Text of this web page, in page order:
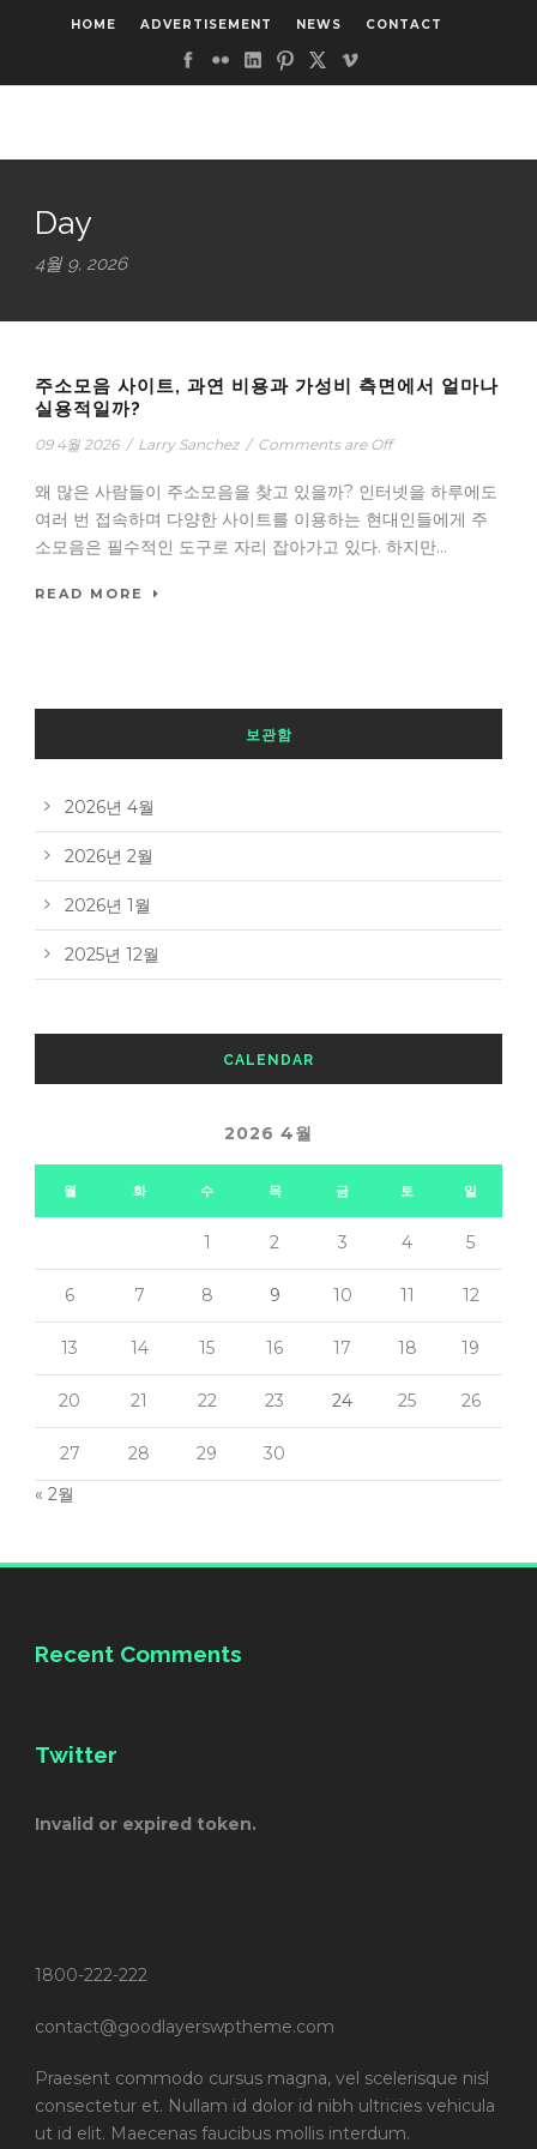
HOME ADVERTISEMENT NEWS CONTACT
Day
4월 9, 2026
주소모음 사이트, 과연 비용과 가성비 측면에서 얼마나
실용적일까?
09 4월 2026 / Larry Sanchez / Comments are Off
왜 많은 사람들이 주소모음을 찾고 있을까? 인터넷을 하루에도
여러 번 접속하며 다양한 사이트를 이용하는 현대인들에게 주
소모음은 필수적인 도구로 자리 잡아가고 있다. 하지만...
READ MORE
보관함
2026년 4월
2026년 2월
2026년 1월
2025년 12월
CALENDAR
2026 4월
월 화 수 목 금 토 일
1 2 3 4 5
6 7 8 9 10 11 12
13 14 15 16 17 18 19
20 21 22 23 24 25 26
27 28 29
30
« 2월
Recent Comments
Twitter
Invalid or expired token.
1800-222-222
contact@goodlayerswptheme.com
Praesent commodo cursus magna, vel scelerisque nisl
consectetur et. Nullam id dolor id nibh ultricies vehicula
ut id elit. Maecenas faucibus mollis interdum.